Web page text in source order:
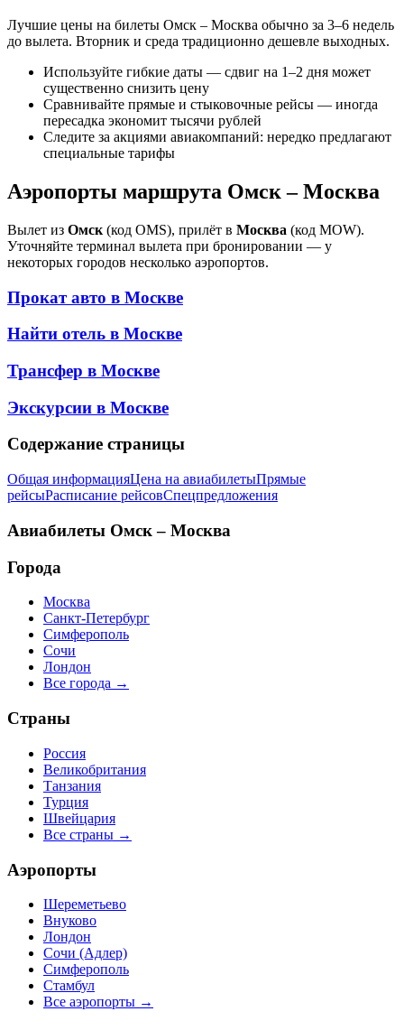
Лучшие цены на билеты Омск – Москва обычно за 3–6 недель
до вылета. Вторник и среда традиционно дешевле выходных.
Используйте гибкие даты — сдвиг на 1–2 дня может
существенно снизить цену
Сравнивайте прямые и стыковочные рейсы — иногда
пересадка экономит тысячи рублей
Следите за акциями авиакомпаний: нередко предлагают
специальные тарифы
Аэропорты маршрута Омск – Москва
Вылет из Омск (код OMS), прилёт в Москва (код MOW).
Уточняйте терминал вылета при бронировании — у
некоторых городов несколько аэропортов.
Прокат авто в Москве
Найти отель в Москве
Трансфер в Москве
Экскурсии в Москве
Содержание страницы
Общая информацияЦена на авиабилетыПрямые
рейсыРасписание рейсовСпецпредложения
Авиабилеты Омск – Москва
Города
Москва
Санкт-Петербург
Симферополь
Сочи
Лондон
Все города →
Страны
Россия
Великобритания
Танзания
Турция
Швейцария
Все страны →
Аэропорты
Шереметьево
Внуково
Лондон
Сочи (Адлер)
Симферополь
Стамбул
Все аэропорты →